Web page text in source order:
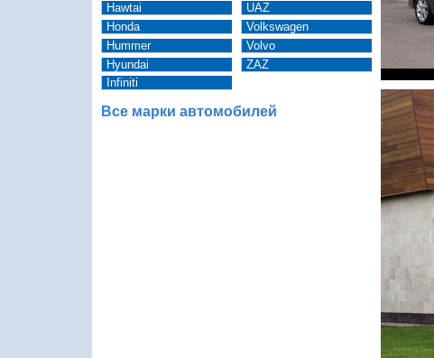
Hawtai
Honda
Hummer
Hyundai
Infiniti
UAZ
Volkswagen
Volvo
ZAZ
Все марки автомобилей